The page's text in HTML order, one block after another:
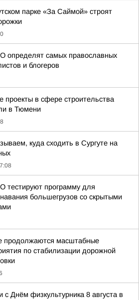
парке «За Саймой» строят
определят самых православных
и блогеров
проекты в сфере строительства
в Тюмени
куда сходить в Сургуте на
тестируют программу для
большегрузов со скрытыми
продолжаются масштабные
по стабилизации дорожной
с Днём физкультурника 8 августа в